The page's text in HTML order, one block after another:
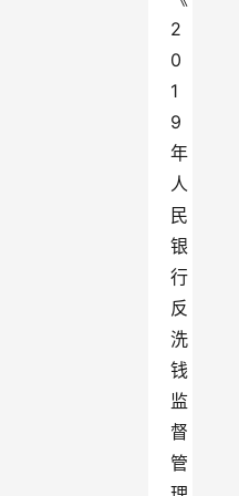
2
0
1
9
年
人
民
银
行
反
洗
钱
监
督
管